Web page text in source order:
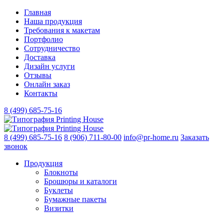
Главная
Наша продукция
Требования к макетам
Портфолио
Сотрудничество
Доставка
Дизайн услуги
Отзывы
Онлайн заказ
Контакты
8 (499) 685-75-16
8 (499) 685-75-16 8 (906) 711-80-00 info@pr-home.ru Заказать
звонок
Продукция
Блокноты
Брошюры и каталоги
Буклеты
Бумажные пакеты
Визитки